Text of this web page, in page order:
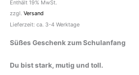
Enthält 19% MwSt.
zzgl. Versand
Lieferzeit: ca. 3-4 Werktage
Süßes Geschenk zum Schulanfang
Du bist stark, mutig und toll.